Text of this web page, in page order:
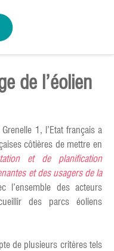
de l’éolien
1, l’Etat français a
côtières de mettre en
et de planification
et des usagers de la
l’ensemble des acteurs
des parcs éoliens
de plusieurs critères tels